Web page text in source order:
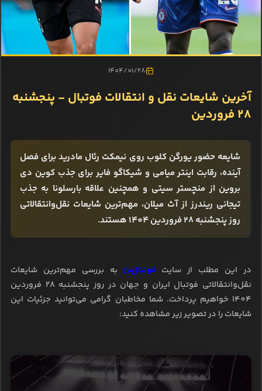
1404/01/28
آخرین شایعات نقل و انتقالات فوتبال - پنجشنبه
28 فروردین
شایعه حضور یورگن کلوب روی نیمکت رئال مادرید برای فصل
آینده، رقابت اینتر میامی و شیکاگو فایر برای جذب کوین دی
بروین از منچستر سیتی و همچنین علاقه بارسلونا به جذب
تیجانی ریندرز از آث میلان، مهم‌ترین شایعات نقل‌وانتقالاتی
روز پنجشنبه 28 فروردین 1404 هستند.
در این مطلب از سایت فوتبال‌باز به بررسی مهم‌ترین شایعات
نقل‌وانتقالاتی فوتبال ایران و جهان در روز پنجشنبه 28 فروردین
1404 خواهیم پرداخت. شما مخاطبان گرامی می‌توانید جزئیات این
شایعات را در تصویر زیر مشاهده کنید: